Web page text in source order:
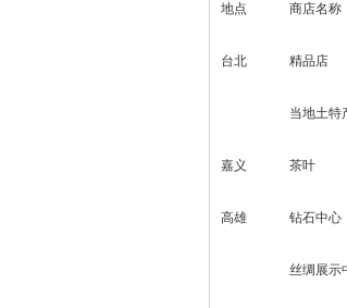
地点 商店名称
台北 精品店
当地土特
嘉义 茶叶
高雄 钻石中心
丝绸展示